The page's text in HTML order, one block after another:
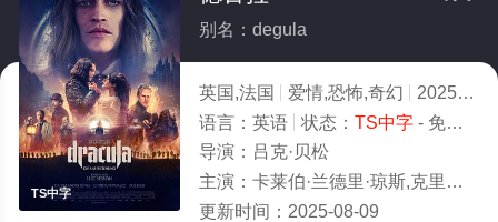
TS中字
别名：degula
英国,法国 爱情,恐怖,奇幻 2025
9.0
语言： 英语 状态： TS中字- 免费在线观看
导演： 吕克·贝松
主演： 卡莱伯·兰德里·琼斯,克里斯托弗·瓦尔兹,佐伊·布勒·赛德尔,马蒂尔达·德·安杰利斯,埃文斯·阿比德,S
更新时间： 2025-08-09